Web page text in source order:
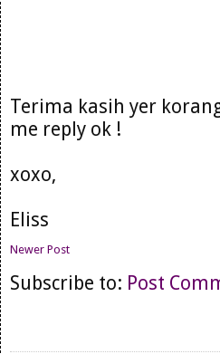
Terima kasih yer
me reply ok !
xoxo,
Eliss
Newer Post
Subscribe to: Post